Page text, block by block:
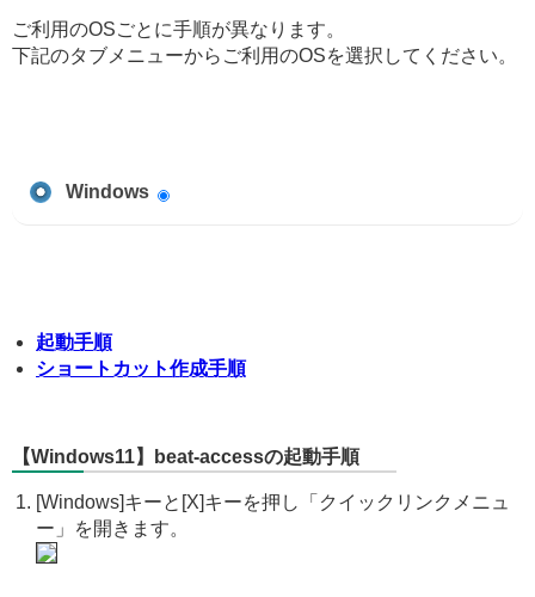
ご利用のOSごとに手順が異なります。
下記のタブメニューからご利用のOSを選択してください。
Windows
起動手順
ショートカット作成手順
【Windows11】beat-accessの起動手順
[Windows]キーと[X]キーを押し「クイックリンクメニュ
ー」を開きます。